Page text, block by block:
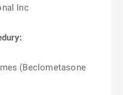
Inc
(Beclometasone